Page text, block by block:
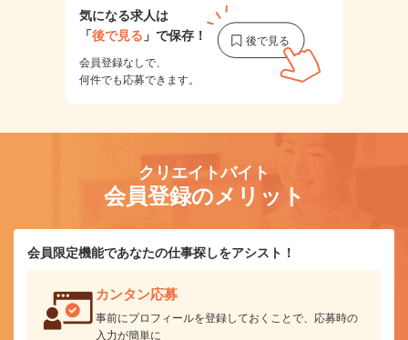
気になる求人は
「後で見る 」で保存！
会員登録なしで、
何件でも応募できます。
クリエイトバイト
会員登録のメリット
会員限定機能であなたの仕事探しをアシスト！
カンタン応募
事前にプロフィールを登録しておくことで、応募時の
入力が簡単に